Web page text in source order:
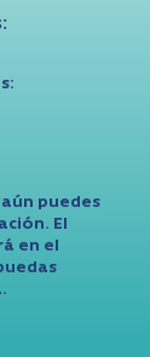
aún puedes
El
en el